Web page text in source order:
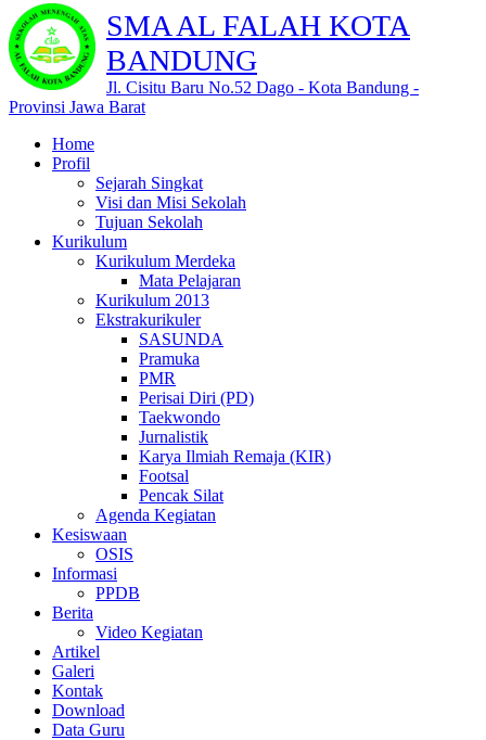
SMA AL FALAH KOTA
BANDUNG
Jl. Cisitu Baru No.52 Dago - Kota Bandung -
Provinsi Jawa Barat
Home
Profil
Sejarah Singkat
Visi dan Misi Sekolah
Tujuan Sekolah
Kurikulum
Kurikulum Merdeka
Mata Pelajaran
Kurikulum 2013
Ekstrakurikuler
SASUNDA
Pramuka
PMR
Perisai Diri (PD)
Taekwondo
Jurnalistik
Karya Ilmiah Remaja (KIR)
Footsal
Pencak Silat
Agenda Kegiatan
Kesiswaan
OSIS
Informasi
PPDB
Berita
Video Kegiatan
Artikel
Galeri
Kontak
Download
Data Guru